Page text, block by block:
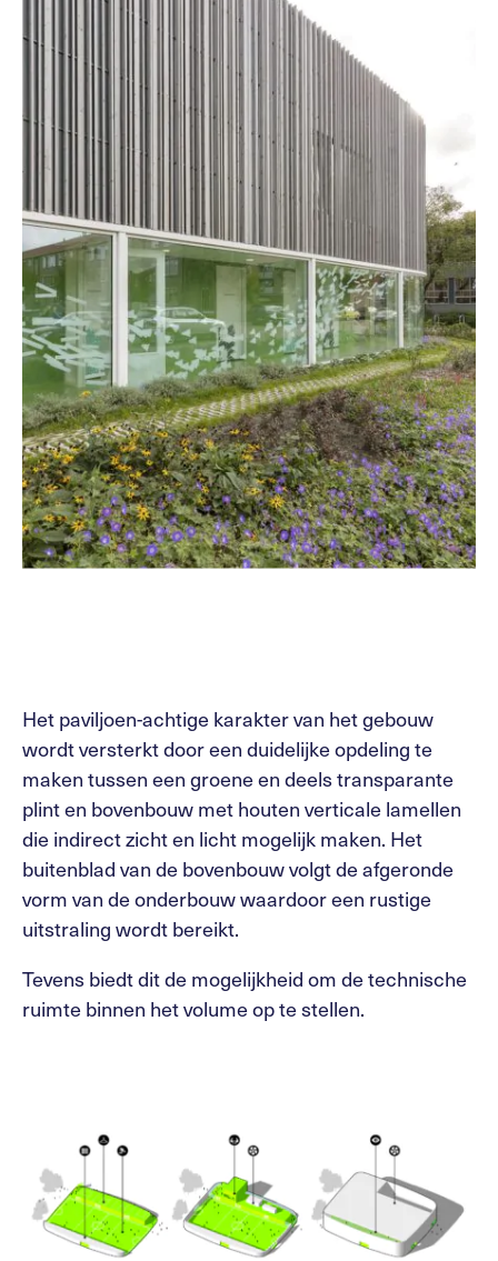
Het paviljoen-achtige karakter van het gebouw
wordt versterkt door een duidelijke opdeling te
maken tussen een groene en deels transparante
plint en bovenbouw met houten verticale lamellen
die indirect zicht en licht mogelijk maken. Het
buitenblad van de bovenbouw volgt de afgeronde
vorm van de onderbouw waardoor een rustige
uitstraling wordt bereikt.
Tevens biedt dit de mogelijkheid om de technische
ruimte binnen het volume op te stellen.